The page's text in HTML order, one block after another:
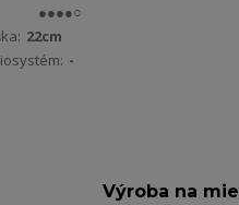
●●●●○
22cm
-
Výroba na